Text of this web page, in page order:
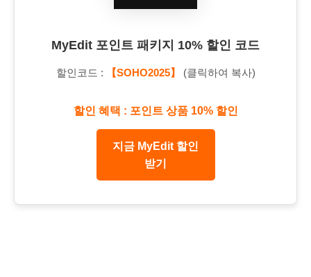
MyEdit 포인트 패키지 10% 할인 코드
할인코드 : 【SOHO2025】 (클릭하여 복사)
할인 혜택 : 포인트 상품 10% 할인
지금 MyEdit 할인
받기